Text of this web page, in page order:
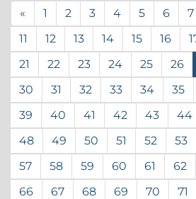
« 1 2 3 4 5 6 7
11
12 13 14 15 16
21
22 23 24 25 26
30
31 32 33 34 35
39
40 41 42 43 44
48
49 50 51 52 53
57
58 59 60 61 62
66
67 68 69 70 71